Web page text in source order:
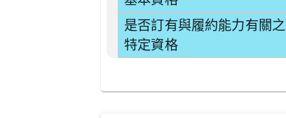
是否訂有與履約能力有關之
特定資格